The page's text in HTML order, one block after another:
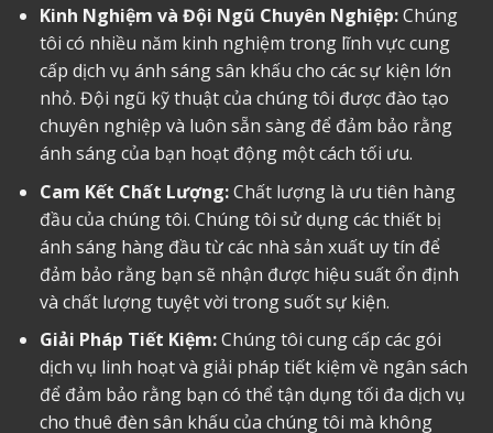
Kinh Nghiệm và Đội Ngũ Chuyên Nghiệp:Chúng
tôi có nhiều năm kinh nghiệm trong lĩnh vực cung
cấp dịch vụ ánh sáng sân khấu cho các sự kiện lớn
nhỏ. Đội ngũ kỹ thuật của chúng tôi được đào tạo
chuyên nghiệp và luôn sẵn sàng để đảm bảo rằng
ánh sáng của bạn hoạt động một cách tối ưu.
Cam Kết Chất Lượng:Chất lượng là ưu tiên hàng
đầu của chúng tôi. Chúng tôi sử dụng các thiết bị
ánh sáng hàng đầu từ các nhà sản xuất uy tín để
đảm bảo rằng bạn sẽ nhận được hiệu suất ổn định
và chất lượng tuyệt vời trong suốt sự kiện.
Giải Pháp Tiết Kiệm:Chúng tôi cung cấp các gói
dịch vụ linh hoạt và giải pháp tiết kiệm về ngân sách
để đảm bảo rằng bạn có thể tận dụng tối đa dịch vụ
cho thuê đèn sân khấu của chúng tôi mà không